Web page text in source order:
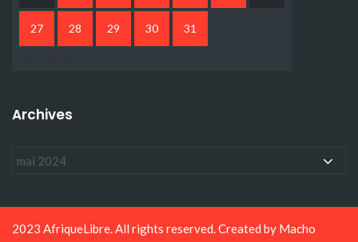
27 28 29 30 31
Archives
2023 AfriqueLibre. All rights reserved. Created by Macho